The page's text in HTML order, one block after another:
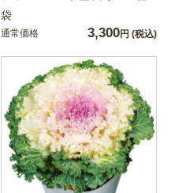
袋
通常価格 3,300円 (税込)